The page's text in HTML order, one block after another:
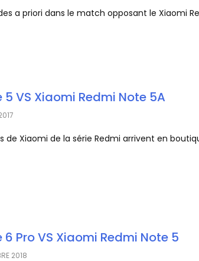
a priori dans le match opposant le Xiaomi
VS Xiaomi Redmi Note 5A
de Xiaomi de la série Redmi arrivent en
Pro VS Xiaomi Redmi Note 5
2018